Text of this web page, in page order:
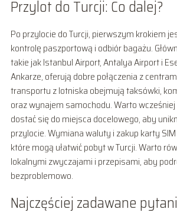
Przylot do Turcji: Co dalej?
Po przylocie do Turcji, pierwszym krokiem
kontrolę paszportową i odbiór bagażu.
takie jak Istanbul Airport, Antalya Airport i
Ankarze, oferują dobre połączenia z
transportu z lotniska obejmują taksówki,
oraz wynajem samochodu. Warto
dostać się do miejsca docelowego, aby
przylocie. Wymiana waluty i zakup karty
które mogą ułatwić pobyt w Turcji. Warto
lokalnymi zwyczajami i przepisami, aby
bezproblemowo.
Najczęściej zadawane